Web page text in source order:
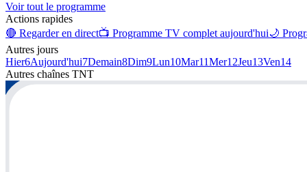
Voir tout le programme
Actions rapides
🔴 Regarder en direct📺 Programme TV complet aujourd'hui🌙
Autres jours
Hier6Aujourd'hui7Demain8Dim9Lun10Mar11Mer12Jeu13Ven14
Autres chaînes TNT